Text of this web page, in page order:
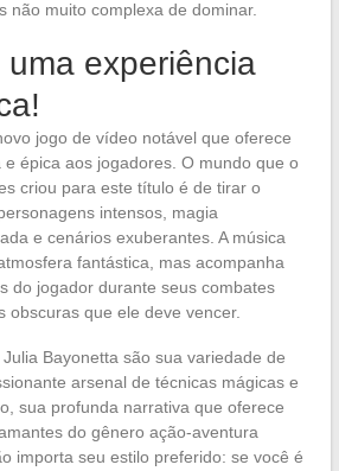
não muito complexa de dominar.
experiência
jogo de vídeo notável que oferece
épica aos jogadores. O mundo que o
criou para este título é de tirar o
intensos, magia
e cenários exuberantes. A música
fantástica, mas acompanha
do jogador durante seus combates
obscuras que ele deve vencer.
Bayonetta são sua variedade de
arsenal de técnicas mágicas e
sua profunda narrativa que oferece
do gênero ação-aventura
importa seu estilo preferido: se você é